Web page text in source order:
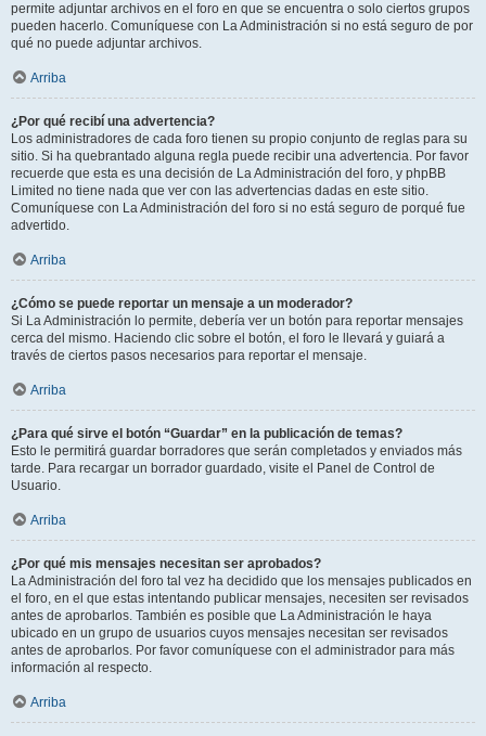
permite adjuntar archivos en el foro en que se encuentra o solo ciertos grupos
pueden hacerlo. Comuníquese con La Administración si no está seguro de por
qué no puede adjuntar archivos.
Arriba
¿Por qué recibí una advertencia?
Los administradores de cada foro tienen su propio conjunto de reglas para su
sitio. Si ha quebrantado alguna regla puede recibir una advertencia. Por favor
recuerde que esta es una decisión de La Administración del foro, y phpBB
Limited no tiene nada que ver con las advertencias dadas en este sitio.
Comuníquese con La Administración del foro si no está seguro de porqué fue
advertido.
Arriba
¿Cómo se puede reportar un mensaje a un moderador?
Si La Administración lo permite, debería ver un botón para reportar mensajes
cerca del mismo. Haciendo clic sobre el botón, el foro le llevará y guiará a
través de ciertos pasos necesarios para reportar el mensaje.
Arriba
¿Para qué sirve el botón “Guardar” en la publicación de temas?
Esto le permitirá guardar borradores que serán completados y enviados más
tarde. Para recargar un borrador guardado, visite el Panel de Control de
Usuario.
Arriba
¿Por qué mis mensajes necesitan ser aprobados?
La Administración del foro tal vez ha decidido que los mensajes publicados en
el foro, en el que estas intentando publicar mensajes, necesiten ser revisados
antes de aprobarlos. También es posible que La Administración le haya
ubicado en un grupo de usuarios cuyos mensajes necesitan ser revisados
antes de aprobarlos. Por favor comuníquese con el administrador para más
información al respecto.
Arriba